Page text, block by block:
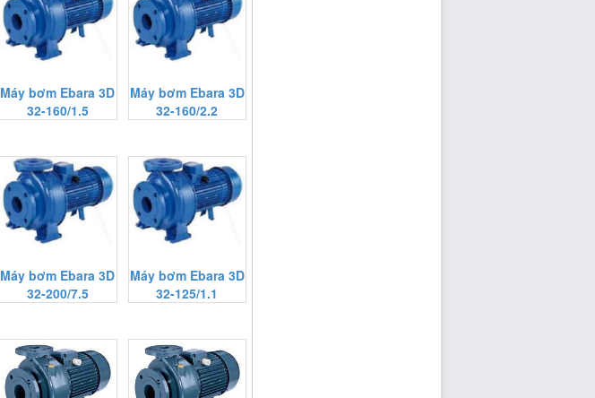
Máy bơm Ebara 3D
32-160/1.5
Máy bơm Ebara 3D
32-160/2.2
Máy bơm Ebara 3D
32-200/7.5
Máy bơm Ebara 3D
32-125/1.1